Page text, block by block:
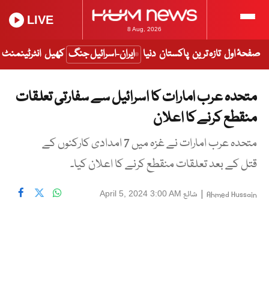
8 Aug, 2026
LIVE
صفحۂ اول تازہ ترین پاکستان دنیا ایران-اسرائیل جنگ کھیل انٹرٹینمنٹ
متحدہ عرب امارات کا اسرائیل سے سفارتی تعلقات
منقطع کرنے کا اعلان
متحدہ عرب امارات نے غزہ میں 7 امدادی کارکنوں کے
قتل کے بعد تعلقات منقطع کرنے کا اعلان کیا۔
Ahmed Hussain
| شائع April 5, 2024 3:00 AM